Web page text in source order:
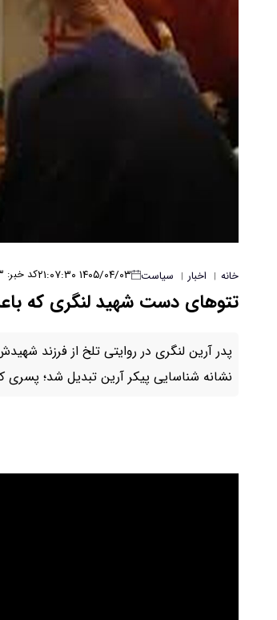
خانه | اخبار | سیاست ۱۴۰۵/۰۴/۰۳ ۲۱:۰۷:۳۰ کد خبر: ۱۵۰۱۳
تتوهای دست شهید لنگری که
پدر آرین لنگری در روایتی تلخ از فرزند
نشانه شناسایی پیکر آرین تبدیل شد؛ پسری